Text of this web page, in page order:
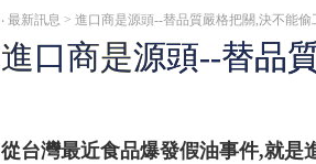
‧ 最新訊息 > 進口商是源頭--替品質嚴格把關,決不能偷
進口商是源頭--替品
從台灣最近食品爆發假油事件,就是